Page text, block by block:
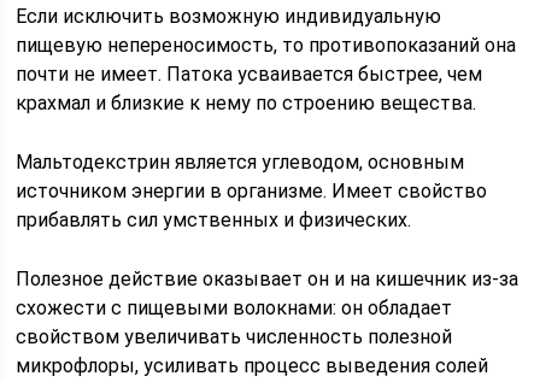
Если исключить возможную индивидуальную
пищевую непереносимость, то противопоказаний она
почти не имеет. Патока усваивается быстрее, чем
крахмал и близкие к нему по строению вещества.
Мальтодекстрин является углеводом, основным
источником энергии в организме. Имеет свойство
прибавлять сил умственных и физических.
Полезное действие оказывает он и на кишечник из-за
схожести с пищевыми волокнами: он обладает
свойством увеличивать численность полезной
микрофлоры, усиливать процесс выведения солей